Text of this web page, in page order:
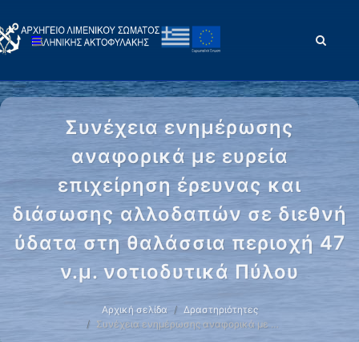
Συνέχεια ενημέρωσης
αναφορικά με ευρεία
επιχείρηση έρευνας και
διάσωσης αλλοδαπών σε διεθνή
ύδατα στη θαλάσσια περιοχή 47
ν.μ. νοτιοδυτικά Πύλου
Αρχική σελίδα
Δραστηριότητες
Συνέχεια ενημέρωσης αναφορικά με …